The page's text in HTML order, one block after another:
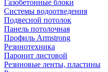
Газобетонные блоки
Системы водоотведения
Подвесной потолок
Панель потолочная
Профиль Armstrong
Резинотехника
Паронит листовой
Резиновые ленты, пластины